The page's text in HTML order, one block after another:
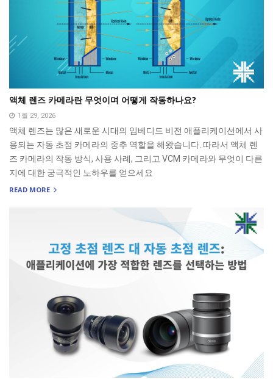
액체 렌즈 카메라란 무엇이며 어떻게 작동하나요?
1월 29, 2026
액체 렌즈는 많은 새로운 시대의 임베디드 비전 애플리케이션에서 사
용되는 자동 초점 카메라의 중추 역할을 해왔습니다. 따라서 액체 렌
즈 카메라의 작동 방식, 사용 사례, 그리고 VCM 카메라와 무엇이 다른
지에 대한 궁극적인 노하우를 얻으세요
READ MORE